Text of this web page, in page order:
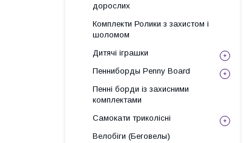
дорослих
Комплекти Ролики з захистом і
шоломом
Дитячі іграшки
Пенниборды Penny Board
Пенні борди із захисними
комплектами
Самокати триколісні
Велобіги (Беговелы)